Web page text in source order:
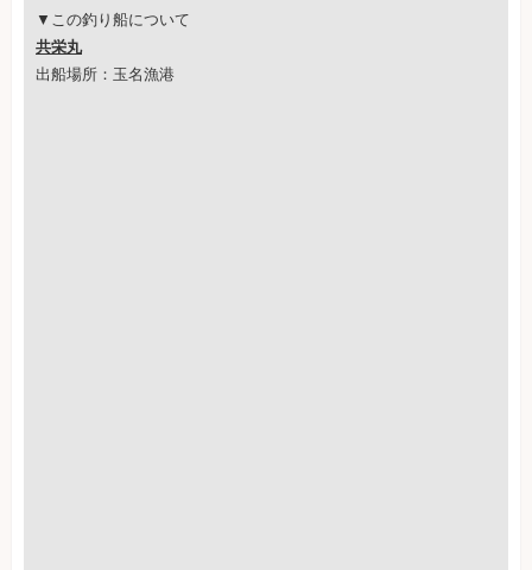
▼この釣り船について
共栄丸
出船場所：玉名漁港